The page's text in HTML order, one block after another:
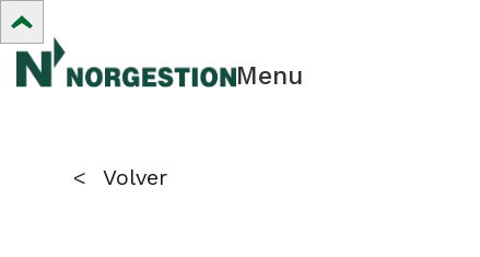
Menu
< Volver